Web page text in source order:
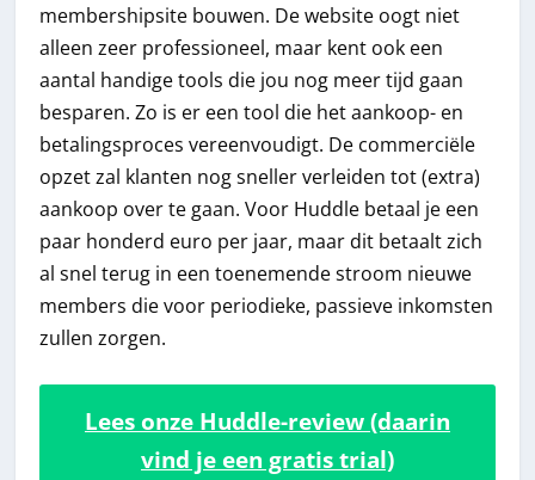
membershipsite bouwen. De website oogt niet
alleen zeer professioneel, maar kent ook een
aantal handige tools die jou nog meer tijd gaan
besparen. Zo is er een tool die het aankoop- en
betalingsproces vereenvoudigt. De commerciële
opzet zal klanten nog sneller verleiden tot (extra)
aankoop over te gaan. Voor Huddle betaal je een
paar honderd euro per jaar, maar dit betaalt zich
al snel terug in een toenemende stroom nieuwe
members die voor periodieke, passieve inkomsten
zullen zorgen.
Lees onze Huddle-review (daarin
vind je een gratis trial)